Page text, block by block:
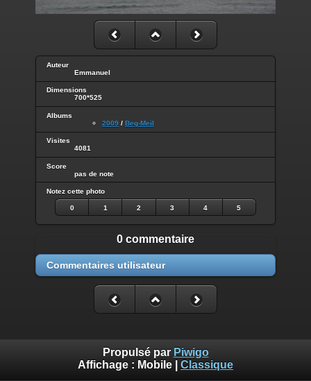
Auteur
Emmanuel
Dimensions
700*525
Albums
2009 / Beg-Meil
Visites
4081
Score
pas de note
Notez cette photo
0 1 2 3 4 5
0 commentaire
Commentaires utilisateur
Propulsé par Piwigo
Affichage : Mobile Classique